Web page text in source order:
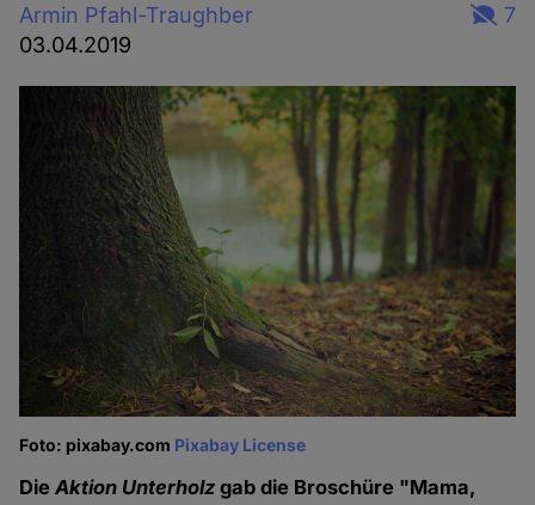
Armin Pfahl-Traughber
03.04.2019
7
Foto: pixabay.com Pixabay License
DieAktion Unterholz gab die Broschüre "Mama,